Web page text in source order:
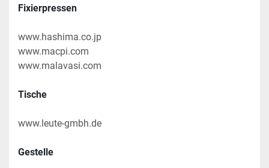
Fixierpressen
www.hashima.co.jp
www.macpi.com
www.malavasi.com
Tische
www.leute-gmbh.de
Gestelle